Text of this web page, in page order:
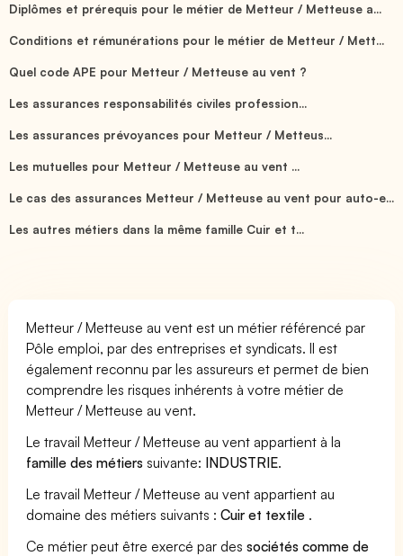
Diplômes et prérequis pour le métier de Metteur / Metteuse a...
Conditions et rémunérations pour le métier de Metteur / Mett...
Quel code APE pour Metteur / Metteuse au vent ?
Les assurances responsabilités civiles profession...
Les assurances prévoyances pour Metteur / Metteus...
Les mutuelles pour Metteur / Metteuse au vent ...
Le cas des assurances Metteur / Metteuse au vent pour auto-e...
Les autres métiers dans la même famille Cuir et t...
Metteur / Metteuse au vent est un métier référencé par
Pôle emploi, par des entreprises et syndicats. Il est
également reconnu par les assureurs et permet de bien
comprendre les risques inhérents à votre métier de
Metteur / Metteuse au vent.
Le travail Metteur / Metteuse au vent appartient à la
famille des métiers suivante: INDUSTRIE.
Le travail Metteur / Metteuse au vent appartient au
domaine des métiers suivants :Cuir et textile .
Ce métier peut être exercé par dessociétés comme de